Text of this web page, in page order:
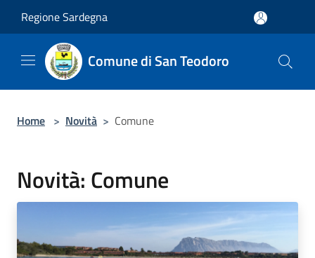
Regione Sardegna
Comune di San Teodoro
Home > Novità > Comune
Novità: Comune